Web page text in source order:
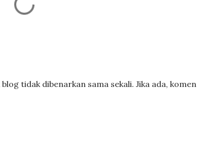
tidak dibenarkan sama sekali. Jika ada, komen